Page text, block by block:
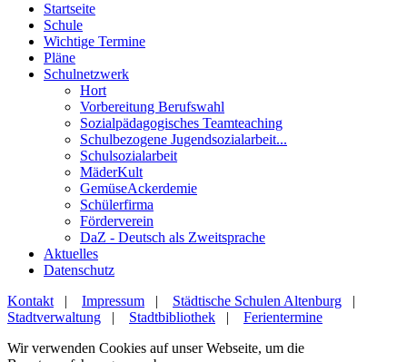
Startseite
Schule
Wichtige Termine
Pläne
Schulnetzwerk
Hort
Vorbereitung Berufswahl
Sozialpädagogisches Teamteaching
Schulbezogene Jugendsozialarbeit...
Schulsozialarbeit
MäderKult
GemüseAckerdemie
Schülerfirma
Förderverein
DaZ - Deutsch als Zweitsprache
Aktuelles
Datenschutz
Kontakt| Impressum | Städtische Schulen Altenburg |
Stadtverwaltung | Stadtbibliothek | Ferientermine
Wir verwenden Cookies auf unser Webseite, um die